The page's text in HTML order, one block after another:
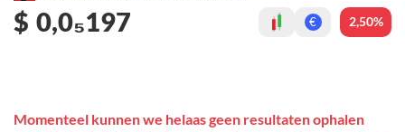
$ 0,0₅197 € 2,50%
Momenteel kunnen we helaas geen resultaten ophalen